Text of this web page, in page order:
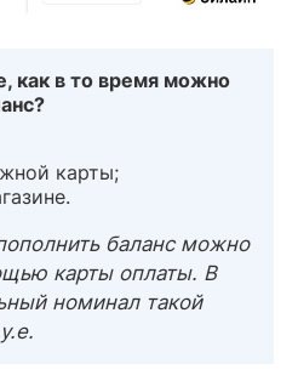
как в то время можно
карты;
баланс можно
карты оплаты. В
номинал такой